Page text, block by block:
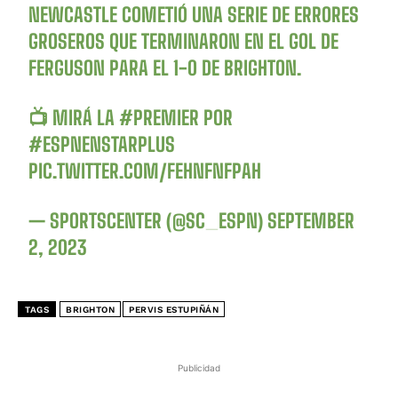
Publicidad
NEWCASTLE COMETIÓ UNA SERIE DE ERRORES
GROSEROS QUE TERMINARON EN EL GOL DE
FERGUSON PARA EL 1-0 DE BRIGHTON.
📺 MIRÁ LA#PREMIER POR
#ESPNENSTARPLUS
PIC.TWITTER.COM/FEHNFNFPAH
— SPORTSCENTER (@SC_ESPN)SEPTEMBER
2, 2023
TAGS BRIGHTON PERVIS ESTUPIÑÁN